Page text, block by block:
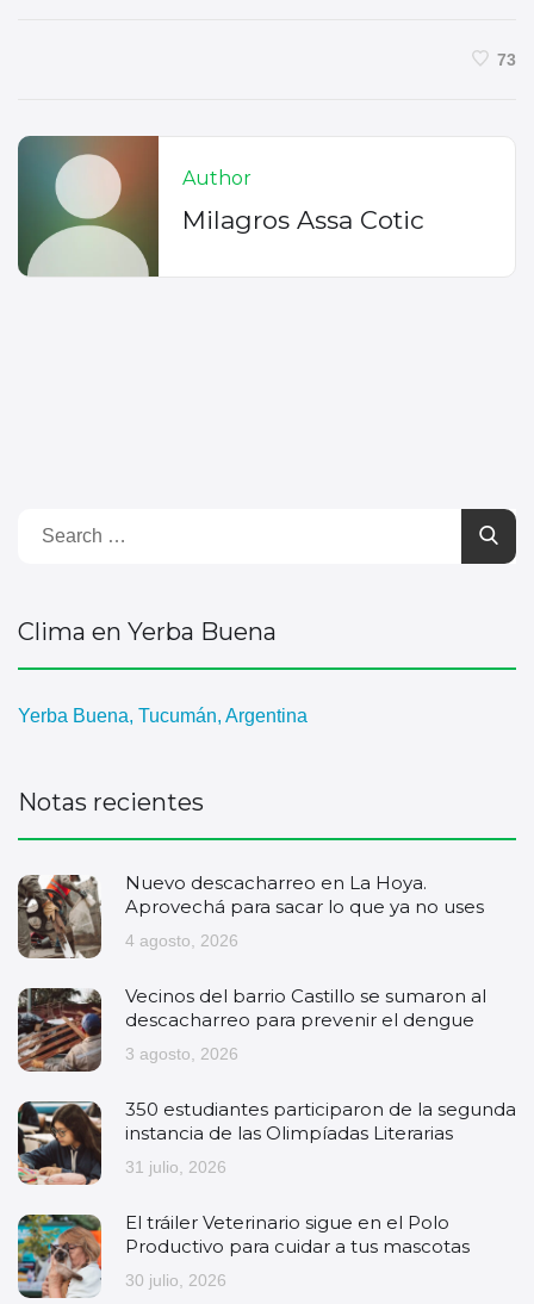
73
Author
Milagros Assa Cotic
Clima en Yerba Buena
Yerba Buena, Tucumán, Argentina
Notas recientes
Nuevo descacharreo en La Hoya.
Aprovechá para sacar lo que ya no uses
4 agosto, 2026
Vecinos del barrio Castillo se sumaron al
descacharreo para prevenir el dengue
3 agosto, 2026
350 estudiantes participaron de la segunda
instancia de las Olimpíadas Literarias
31 julio, 2026
El tráiler Veterinario sigue en el Polo
Productivo para cuidar a tus mascotas
30 julio, 2026